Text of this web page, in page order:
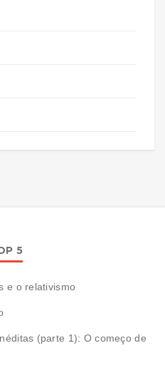
5
e o relativismo
(parte 1): O começo de